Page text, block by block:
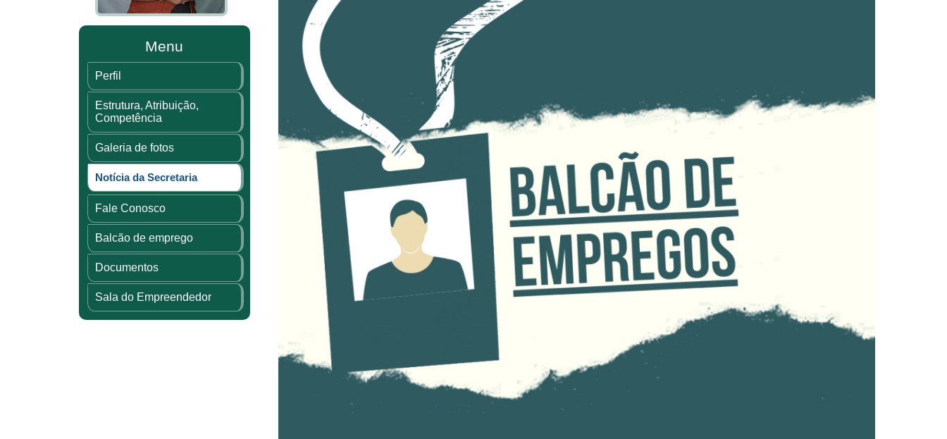
Menu
Perfil
Estrutura, Atribuição,
Competência
Galeria de fotos
Notícia da Secretaria
Fale Conosco
Balcão de emprego
Documentos
Sala do Empreendedor